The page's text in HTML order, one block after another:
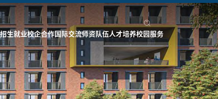
招生就业校企合作国际交流师资队伍人才培养校园服务